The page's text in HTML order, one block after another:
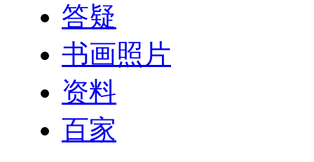
答疑
书画照片
资料
百家